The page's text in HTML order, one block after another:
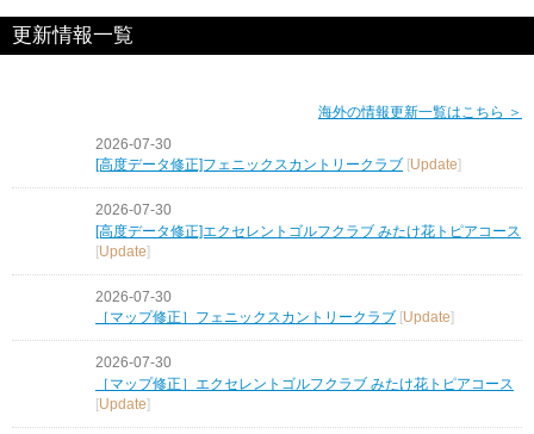
更新情報一覧
海外の情報更新一覧はこちら ＞
2026-07-30
[高度データ修正]フェニックスカントリークラブ
Update
2026-07-30
[高度データ修正]エクセレントゴルフクラブ みたけ花トピアコース
[Update]
2026-07-30
［マップ修正］フェニックスカントリークラブ [Update]
2026-07-30
［マップ修正］エクセレントゴルフクラブ みたけ花トピアコース
[Update]